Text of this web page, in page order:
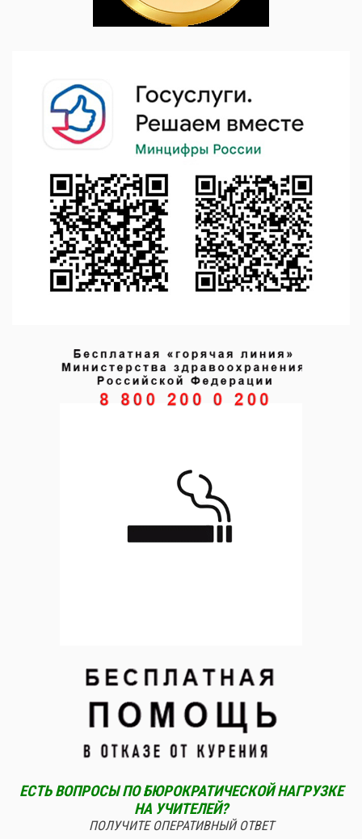
ЕСТЬ ВОПРОСЫ ПО БЮРОКРАТИЧЕСКОЙ НАГРУЗКЕ
НА УЧИТЕЛЕЙ?
ПОЛУЧИТЕ ОПЕРАТИВНЫЙ ОТВЕТ